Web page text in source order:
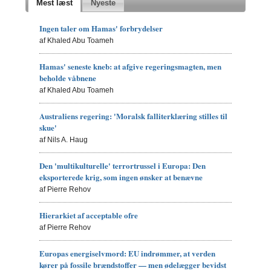
Mest læst Nyeste
Ingen taler om Hamas' forbrydelser
af Khaled Abu Toameh
Hamas' seneste kneb: at afgive regeringsmagten, men
beholde våbnene
af Khaled Abu Toameh
Australiens regering: 'Moralsk falliterklæring stilles til
skue'
af Nils A. Haug
Den 'multikulturelle' terrortrussel i Europa: Den
eksporterede krig, som ingen ønsker at benævne
af Pierre Rehov
Hierarkiet af acceptable ofre
af Pierre Rehov
Europas energiselvmord: EU indrømmer, at verden
kører på fossile brændstoffer — men ødelægger bevidst